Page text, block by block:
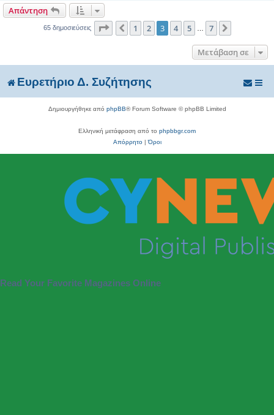
Απάντηση
65 δημοσιεύσεις Σελίδα από7
Προηγούμενη
1 2 3 4 5 7
Μετάβαση σε
Ευρετήριο Δ. Συζήτησης
Δημιουργήθηκε από phpBB® Forum Software © phpBB Limited
Ελληνική μετάφραση από το phpbbgr.com
Απόρρητο|Όροι
Read Your Favorite Magazines Online